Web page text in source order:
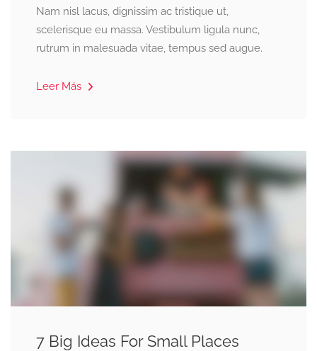
Nam nisl lacus, dignissim ac tristique ut,
scelerisque eu massa. Vestibulum ligula nunc,
rutrum in malesuada vitae, tempus sed augue.
Leer Más
7 Big Ideas For Small Places